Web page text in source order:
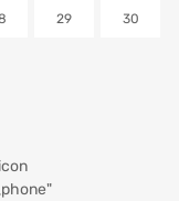
29 30